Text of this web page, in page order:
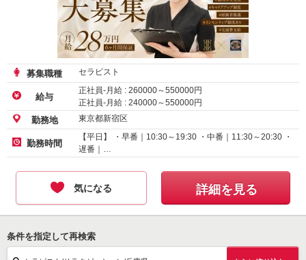
募集職種 セラピスト
給与
正社員-月給 : 260000～550000円
正社員-月給 : 240000～550000円
アルバイト・パート-時給 :
勤務地 東京都新宿区
勤務時間
【平日】 ・早番｜10:30～19:30 ・中番｜11:30～20:30 ・
遅番｜…
気になる 詳細を見る
条件を指定して再検索